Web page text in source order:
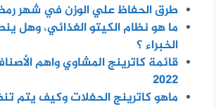
طرق الحفاظ علي الوزن في شهر
ما هو نظام الكيتو الغذائي، وهل
الخبراء ؟
قائمة كاترينج المشاوي واهم
2022
ماهو كاترينج الحفلات وكيف يتم